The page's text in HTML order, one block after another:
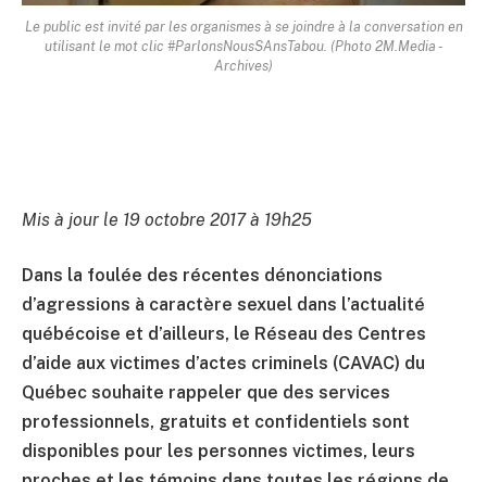
Le public est invité par les organismes à se joindre à la conversation en
utilisant le mot clic #ParlonsNousSAnsTabou. (Photo 2M.Media -
Archives)
Mis à jour le 19 octobre 2017 à 19h25
Dans la foulée des récentes dénonciations
d’agressions à caractère sexuel dans l’actualité
québécoise et d’ailleurs, le Réseau des Centres
d’aide aux victimes d’actes criminels (CAVAC) du
Québec souhaite rappeler que des services
professionnels, gratuits et confidentiels sont
disponibles pour les personnes victimes, leurs